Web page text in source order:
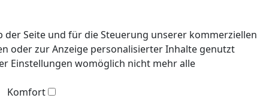
der Seite und für die Steuerung unserer kommerziellen
oder zur Anzeige personalisierter Inhalte genutzt
Einstellungen womöglich nicht mehr alle
Komfort